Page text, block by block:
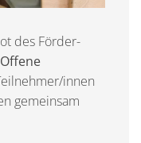
des Förder-
Offene
innen
gemeinsam